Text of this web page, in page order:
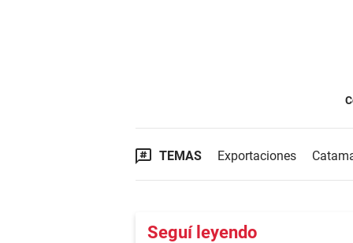
TEMAS Exportaciones
Seguí leyendo